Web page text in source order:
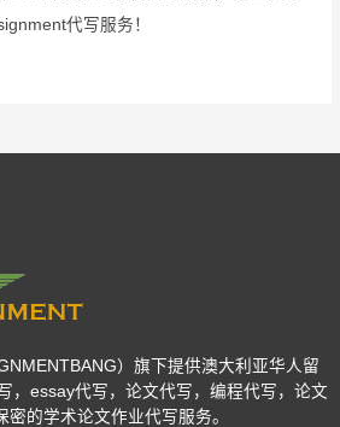
代写服务！
）旗下提供澳大利亚华人留
，essay代写，论文代写，编程代写，论文
的学术论文作业代写服务。